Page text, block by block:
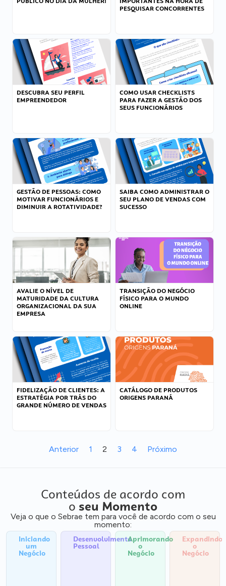
PESQUISAR CONCORRENTES
DESCUBRA SEU PERFIL
EMPREENDEDOR
COMO USAR CHECKLISTS
PARA FAZER A GESTÃO DOS
SEUS FUNCIONÁRIOS
GESTÃO DE PESSOAS: COMO
MOTIVAR FUNCIONÁRIOS E
DIMINUIR A ROTATIVIDADE?
SAIBA COMO ADMINISTRAR O
SEU PLANO DE VENDAS COM
SUCESSO
AVALIE O NÍVEL DE
MATURIDADE DA CULTURA
ORGANIZACIONAL DA SUA
EMPRESA
TRANSIÇÃO DO NEGÓCIO
FÍSICO PARA O MUNDO
ONLINE
FIDELIZAÇÃO DE CLIENTES: A
ESTRATÉGIA POR TRÁS DO
GRANDE NÚMERO DE VENDAS
CATÁLOGO DE PRODUTOS
ORIGENS PARANÁ
Anterior 1 2 3 4 Próximo
Conteúdos de acordo com
o seu Momento
Veja o que o Sebrae tem para você de acordo com o seu
momento:
Iniciando
um
Negócio
Desenvolvimento
Pessoal
Aprimorando
o
Negócio
Expandindo
o
Negócio